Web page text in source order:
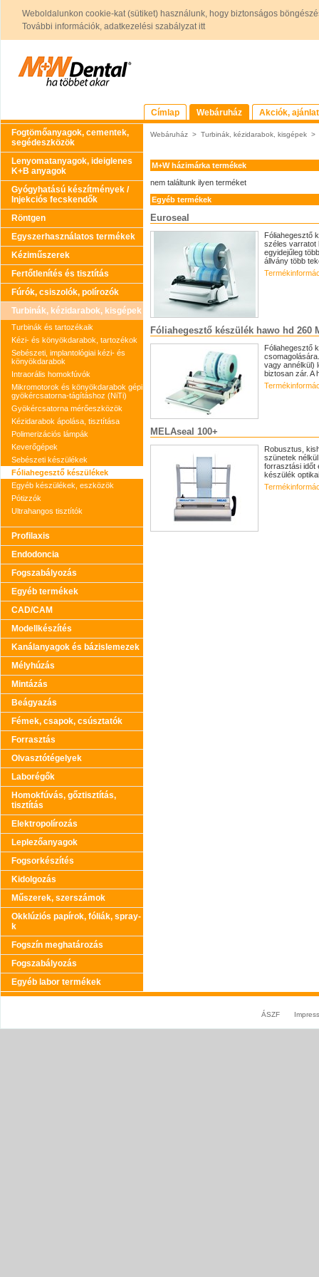
Weboldalunkon cookie-kat (sütiket) használunk, hogy biztonságos
További információk, adatkezelési szabályzat itt
Címlap Webáruház
Akciók,
Fogtömőanyagok, cementek,
segédeszközök
Lenyomatanyagok, ideiglenes
K+B anyagok
Gyógyhatású készítmények /
Injekciós fecskendők
Röntgen
Egyszerhasználatos termékek
Kéziműszerek
Fertőtlenítés és tisztítás
Fúrók, csiszolók, polírozók
Turbinák, kézidarabok, kisgépek
Turbinák és tartozékaik
Kézi- és könyökdarabok, tartozékok
Sebészeti, implantológiai kézi- és
könyökdarabok
Intraorális homokfúvók
Mikromotorok és könyökdarabok gépi
gyökércsatorna-tágításhoz (NiTi)
Gyökércsatorna mérőeszközök
Kézidarabok ápolása, tisztítása
Polimerizációs lámpák
Keverőgépek
Sebészeti készülékek
Fóliahegesztő készülékek
Egyéb készülékek, eszközök
Pótizzók
Ultrahangos tisztítók
Profilaxis
Endodoncia
Fogszabályozás
Egyéb termékek
CAD/CAM
Modellkészítés
Kanálanyagok és bázislemezek
Mélyhúzás
Mintázás
Beágyazás
Fémek, csapok, csúsztatók
Forrasztás
Olvasztótégelyek
Laborégők
Homokfúvás, gőztisztítás,
tisztítás
Elektropolírozás
Leplezőanyagok
Fogsorkészítés
Kidolgozás
Műszerek, szerszámok
Okklúziós papírok, fóliák, spray-
k
Fogszín meghatározás
Fogszabályozás
Egyéb labor termékek
Webáruház > Turbinák, kézidarabok, kisgépek >
M+W házimárka termékek
nem találtunk ilyen terméket
Egyéb termékek
Euroseal
Fóliahegesztő
széles varratot
egyidejűleg
állvány több
Fóliahegesztő készülék hawo hd 260
Fóliahegesztő
vagy annélkül)
biztosan zár. A
MELAseal 100+
Robusztus,
szünetek
forrasztási időt
készülék
ÁSZF